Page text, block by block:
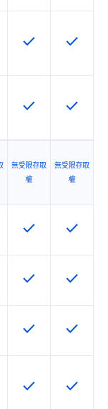
援這項功能
能適用於該 SKU
這項功能適用於
check 這項功
check
援這項功能
能適用於該 SKU
這項功能適用於
check 這項功
check
無受限存取
權
無受限存取
權
該 SKU
能適用於該 SKU
這項功能適用於
check 這項功
check
該 SKU
能適用於該 SKU
這項功能適用於
check 這項功
check
援這項功能
能適用於該 SKU
這項功能適用於
check 這項功
check
該 SKU
能適用於該 SKU
這項功能適用於
check 這項功
check